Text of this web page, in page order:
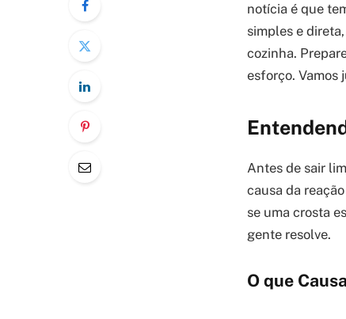
notícia é que
simples e
cozinha.
esforço. Vamos
Antes de sair
causa da
se uma crosta
gente resolve.
O que